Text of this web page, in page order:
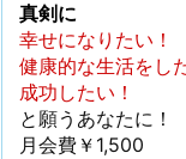
真剣に
幸せになりたい！
健康的な生活をし
成功したい！
と願うあなたに！
月会費￥1,500